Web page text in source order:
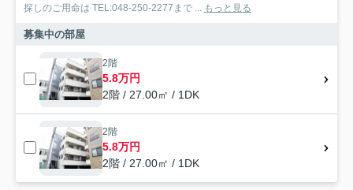
探しのご用命は TEL:048-250-2277まで ...
もっと見る
募集中の部屋
2階
5.8万円
2階 / 27.00㎡ / 1DK
2階
5.8万円
2階 / 27.00㎡ / 1DK